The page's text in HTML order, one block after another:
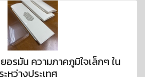
อรมัน ความภาคภูมิใจเล็กๆ ใน
หว่างประเทศ